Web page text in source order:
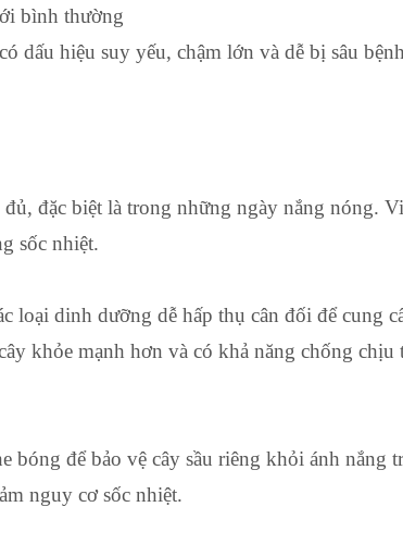
bình thường
dấu hiệu suy yếu, chậm lớn và dễ bị sâu
đặc biệt là trong những ngày nắng nóng.
sốc nhiệt.
dinh dưỡng dễ hấp thụ cân đối để cung
khỏe mạnh hơn và có khả năng chống
để bảo vệ cây sầu riêng khỏi ánh nắng
nguy cơ sốc nhiệt.